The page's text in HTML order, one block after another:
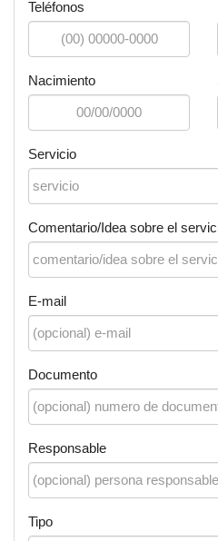
Teléfonos
Nacimiento
Servicio
Comentario/Idea sobre el
E-mail
Documento
Responsable
Tipo